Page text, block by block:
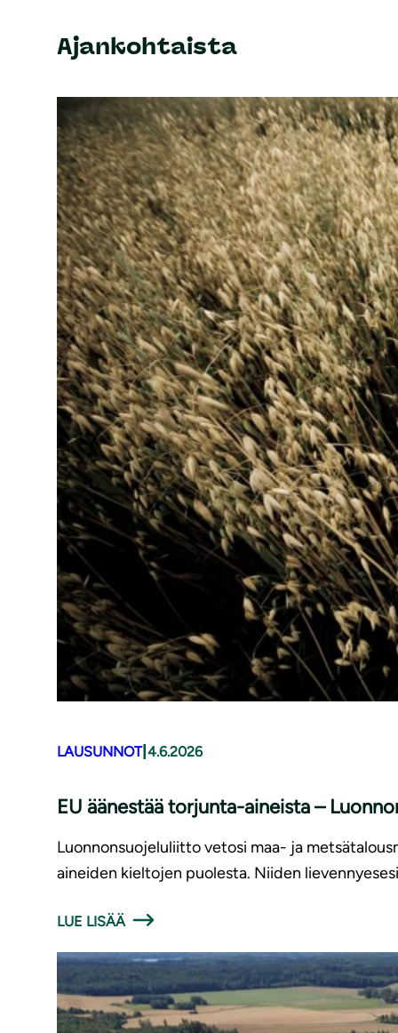
Ajankohtaista
LAUSUNNOT| 4.6.2026
EU äänestää torjunta-aineista –
Luonnonsuojeluliitto vetosi maa- ja
aineiden kieltojen puolesta. Niiden
LUE LISÄÄ